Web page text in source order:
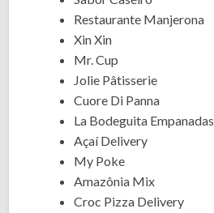
Restaurante Manjerona
Xin Xin
Mr. Cup
Jolie Pâtisserie
Cuore Di Panna
La Bodeguita Empanadas
Açaí Delivery
My Poke
Amazônia Mix
Croc Pizza Delivery